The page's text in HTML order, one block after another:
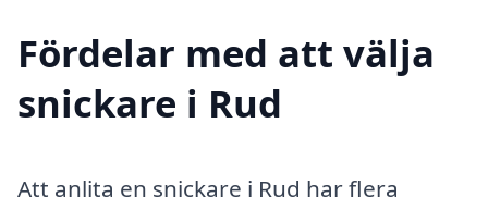
Fördelar med att välja
snickare i Rud
Att anlita en snickare i Rud har flera